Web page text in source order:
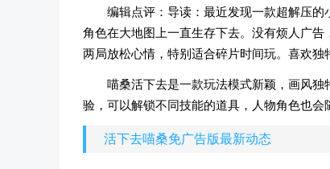
编辑点评：导读：最近发现一款超解压
角色在大地图上一直生存下去。没有烦人广
两局放松心情，特别适合碎片时间玩。喜欢独
喵桑活下去是一款玩法模式新颖，画风
验，可以解锁不同技能的道具，人物角色也会
活下去喵桑免广告版最新动态